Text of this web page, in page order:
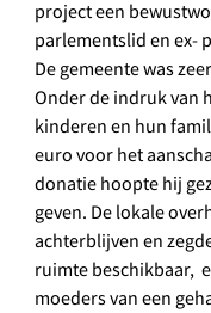
project een
parlementslid en ex-
De gemeente was
Onder de indruk van
kinderen en hun
euro voor het
donatie hoopte hij
geven. De lokale
achterblijven en
ruimte beschikbaar,
moeders van een